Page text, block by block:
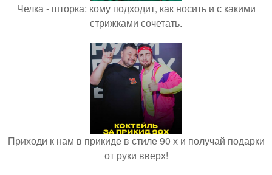
Челка - шторка: кому подходит, как носить и с какими
стрижками сочетать.
Приходи к нам в прикиде в стиле 90 х и получай подарки
от руки вверх!